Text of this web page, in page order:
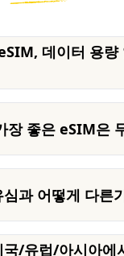
데이터 용량
장 좋은 eSIM은
과 어떻게 다른
/유럽/아시아에